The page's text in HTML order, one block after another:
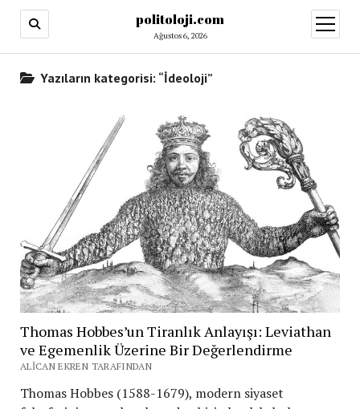
politoloji.com
Ağustos 6, 2026
aç
Yazıların kategorisi: “İdeoloji”
Thomas Hobbes’un Tiranlık Anlayışı: Leviathan
ve Egemenlik Üzerine Bir Değerlendirme
ALICAN EKREN TARAFINDAN
Thomas Hobbes (1588-1679), modern siyaset